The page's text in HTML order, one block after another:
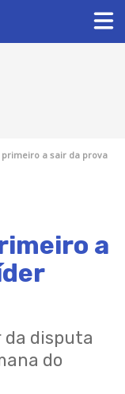
a sair da prova
a
da disputa
do